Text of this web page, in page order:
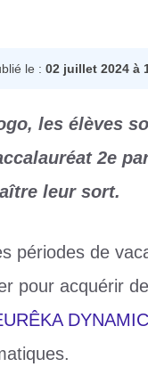
le : 02 juillet 2024 à
les élèves
2e
leur sort.
périodes de
pour acquérir